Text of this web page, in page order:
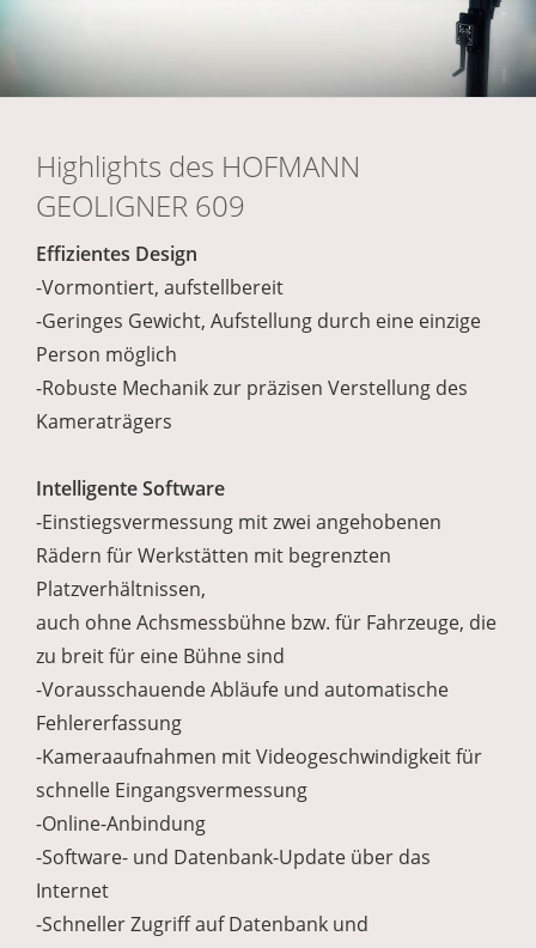
Highlights des HOFMANN
GEOLIGNER 609
Effizientes Design
-Vormontiert, aufstellbereit
-Geringes Gewicht, Aufstellung durch eine einzige
Person möglich
-Robuste Mechanik zur präzisen Verstellung des
Kameraträgers
Intelligente Software
-Einstiegsvermessung mit zwei angehobenen
Rädern für Werkstätten mit begrenzten
Platzverhältnissen,
auch ohne Achsmessbühne bzw. für Fahrzeuge, die
zu breit für eine Bühne sind
-Vorausschauende Abläufe und automatische
Fehlererfassung
-Kameraaufnahmen mit Videogeschwindigkeit für
schnelle Eingangsvermessung
-Online-Anbindung
-Software- und Datenbank-Update über das
Internet
-Schneller Zugriff auf Datenbank und